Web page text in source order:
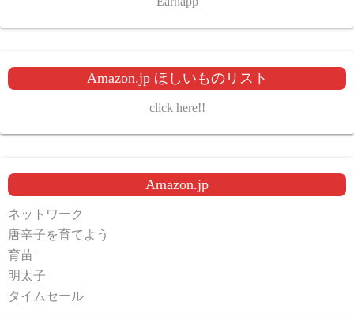
Amazon.jp ほしいものリスト
click here!!
Amazon.jp
ネットワーク
唐辛子を育てよう
育苗
明太子
タイムセール